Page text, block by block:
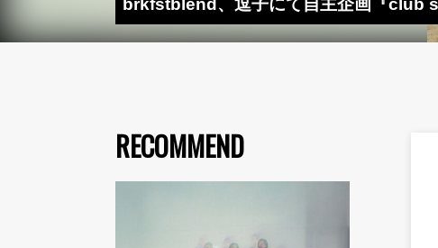
brkfstblend、逗子にて自主企画『
RECOMMEND